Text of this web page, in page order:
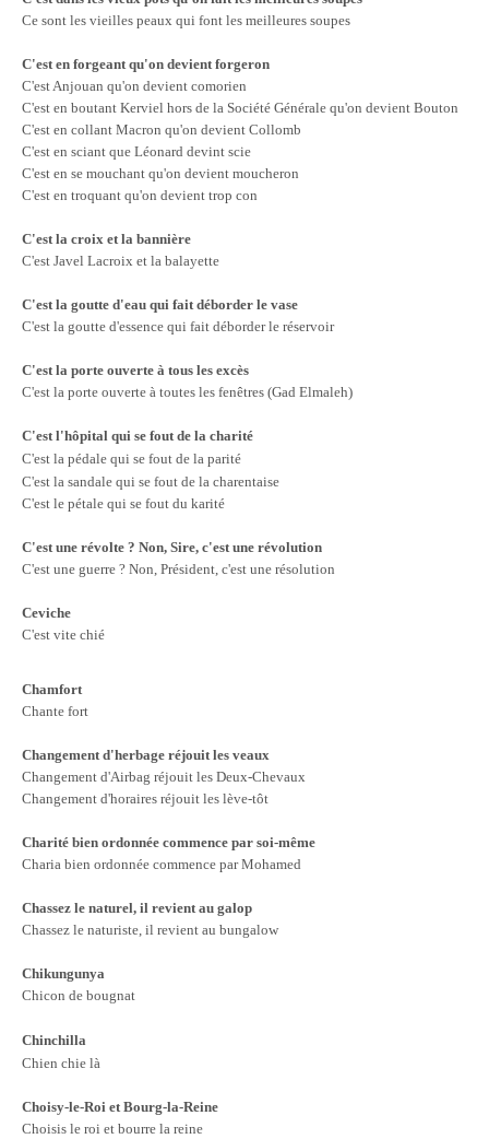
Ce sont les vieilles peaux qui font les meilleures soupes
C'est en forgeant qu'on devient forgeron
C'est Anjouan qu'on devient comorien
C'est en boutant Kerviel hors de la Société Générale qu'on devient Bouton
C'est en collant Macron qu'on devient Collomb
C'est en sciant que Léonard devint scie
C'est en se mouchant qu'on devient moucheron
C'est en troquant qu'on devient trop con
C'est la croix et la bannière
C'est Javel Lacroix et la balayette
C'est la goutte d'eau qui fait déborder le vase
C'est la goutte d'essence qui fait déborder le réservoir
C'est la porte ouverte à tous les excès
C'est la porte ouverte à toutes les fenêtres (Gad Elmaleh)
C'est l'hôpital qui se fout de la charité
C'est la pédale qui se fout de la parité
C'est la sandale qui se fout de la charentaise
C'est le pétale qui se fout du karité
C'est une révolte ? Non, Sire, c'est une révolution
C'est une guerre ? Non, Président, c'est une résolution
Ceviche
C'est vite chié
Chamfort
Chante fort
Changement d'herbage réjouit les veaux
Changement d'Airbag réjouit les Deux-Chevaux
Changement d'horaires réjouit les lève-tôt
Charité bien ordonnée commence par soi-même
Charia bien ordonnée commence par Mohamed
Chassez le naturel, il revient au galop
Chassez le naturiste, il revient au bungalow
Chikungunya
Chicon de bougnat
Chinchilla
Chien chie là
Choisy-le-Roi et Bourg-la-Reine
Choisis le roi et bourre la reine